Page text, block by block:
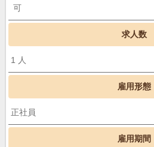
可
求人数
1 人
雇用形態
正社員
雇用期間